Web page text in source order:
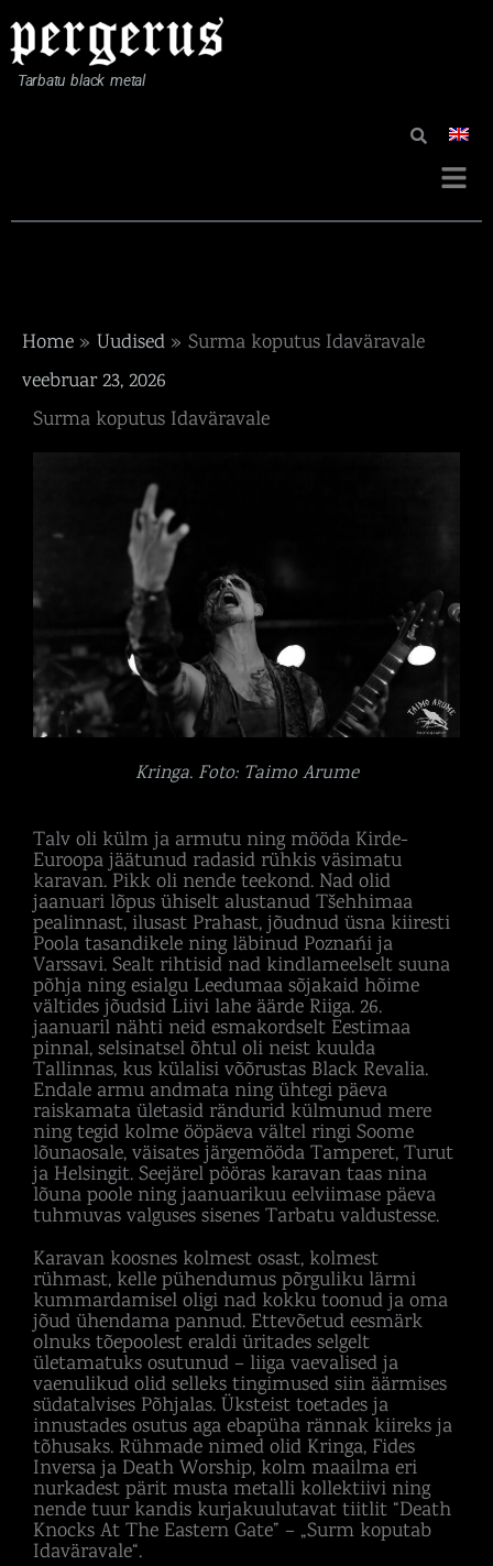
to
content
Tarbatu black metal
Home Uudised
Surma koputus Idaväravale
veebruar 23, 2026
Surma koputus Idaväravale
Kringa. Foto: Taimo Arume
Talv oli külm ja armutu ning mööda Kirde-
Euroopa jäätunud radasid rühkis väsimatu
karavan. Pikk oli nende teekond. Nad olid
jaanuari lõpus ühiselt alustanud Tšehhimaa
pealinnast, ilusast Prahast, jõudnud üsna kiiresti
Poola tasandikele ning läbinud Poznańi ja
Varssavi. Sealt rihtisid nad kindlameelselt suuna
põhja ning esialgu Leedumaa sõjakaid hõime
vältides jõudsid Liivi lahe äärde Riiga. 26.
jaanuaril nähti neid esmakordselt Eestimaa
pinnal, selsinatsel õhtul oli neist kuulda
Tallinnas, kus külalisi võõrustas Black Revalia.
Endale armu andmata ning ühtegi päeva
raiskamata ületasid rändurid külmunud mere
ning tegid kolme ööpäeva vältel ringi Soome
lõunaosale, väisates järgemööda Tamperet, Turut
ja Helsingit. Seejärel pööras karavan taas nina
lõuna poole ning jaanuarikuu eelviimase päeva
tuhmuvas valguses sisenes Tarbatu valdustesse.
Karavan koosnes kolmest osast, kolmest
rühmast, kelle pühendumus põrguliku lärmi
kummardamisel oligi nad kokku toonud ja oma
jõud ühendama pannud. Ettevõetud eesmärk
olnuks tõepoolest eraldi üritades selgelt
ületamatuks osutunud – liiga vaevalised ja
vaenulikud olid selleks tingimused siin äärmises
südatalvises Põhjalas. Üksteist toetades ja
innustades osutus aga ebapüha rännak kiireks ja
tõhusaks. Rühmade nimed olid Kringa, Fides
Inversa ja Death Worship, kolm maailma eri
nurkadest pärit musta metalli kollektiivi ning
nende tuur kandis kurjakuulutavat tiitlit “Death
Knocks At The Eastern Gate” – „Surm koputab
Idaväravale“.